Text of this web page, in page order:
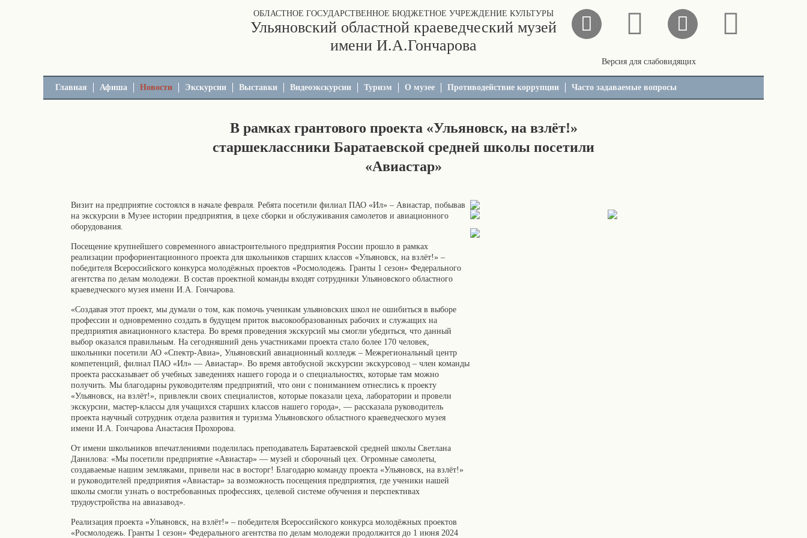
ОБЛАСТНОЕ ГОСУДАРСТВЕННОЕ БЮДЖЕТНОЕ УЧРЕЖДЕНИЕ КУЛЬТУРЫ
Ульяновский областной краеведческий музей
имени И.А.Гончарова
Версия для слабовидящих
Главная Афиша Новости Экскурсии Выставки Видеоэкскурсии Туризм О музее Противодействие коррупции Часто задаваемые вопросы
В рамках грантового проекта «Ульяновск, на взлёт!»
старшеклассники Баратаевской средней школы посетили
«Авиастар»
Визит на предприятие состоялся в начале февраля. Ребята посетили филиал ПАО «Ил» – Авиастар, побывав
на экскурсии в Музее истории предприятия, в цехе сборки и обслуживания самолетов и авиационного
оборудования.
Посещение крупнейшего современного авиастроительного предприятия России прошло в рамках
реализации профориентационного проекта для школьников старших классов «Ульяновск, на взлёт!» –
победителя Всероссийского конкурса молодёжных проектов «Росмолодежь. Гранты 1 сезон» Федерального
агентства по делам молодежи. В состав проектной команды входят сотрудники Ульяновского областного
краеведческого музея имени И.А. Гончарова.
«Создавая этот проект, мы думали о том, как помочь ученикам ульяновских школ не ошибиться в выборе
профессии и одновременно создать в будущем приток высокообразованных рабочих и служащих на
предприятия авиационного кластера. Во время проведения экскурсий мы смогли убедиться, что данный
выбор оказался правильным. На сегодняшний день участниками проекта стало более 170 человек,
школьники посетили АО «Спектр-Авиа», Ульяновский авиационный колледж – Межрегиональный центр
компетенций, филиал ПАО «Ил» — Авиастар». Во время автобусной экскурсии экскурсовод – член команды
проекта рассказывает об учебных заведениях нашего города и о специальностях, которые там можно
получить. Мы благодарны руководителям предприятий, что они с пониманием отнеслись к проекту
«Ульяновск, на взлёт!», привлекли своих специалистов, которые показали цеха, лаборатории и провели
экскурсии, мастер-классы для учащихся старших классов нашего города», — рассказала руководитель
проекта научный сотрудник отдела развития и туризма Ульяновского областного краеведческого музея
имени И.А. Гончарова Анастасия Прохорова.
От имени школьников впечатлениями поделилась преподаватель Баратаевской средней школы Светлана
Данилова: «Мы посетили предприятие «Авиастар» — музей и сборочный цех. Огромные самолеты,
создаваемые нашим земляками, привели нас в восторг! Благодарю команду проекта «Ульяновск, на взлёт!»
и руководителей предприятия «Авиастар» за возможность посещения предприятия, где ученики нашей
школы смогли узнать о востребованных профессиях, целевой системе обучения и перспективах
трудоустройства на авиазавод».
Реализация проекта «Ульяновск, на взлёт!» – победителя Всероссийского конкурса молодёжных проектов
«Росмолодежь. Гранты 1 сезон» Федерального агентства по делам молодежи продолжится до 1 июня 2024